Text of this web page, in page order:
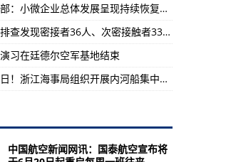
F-15Eagle战斗机是一款出色的飞机 即使在 F-22 Raptor
克罗地亚以12亿美元购买12架法国阵风战斗机
英国首个工业量子安全网络完成飞机部件远程生产测试
航空工业计算所：引领“航二代”们爱党爱国爱航空
中国航发推动成本工程向纵深突破
工业和信息化部：小微企业总体发展呈现持续恢复性增长
广州：天河共排查发现密接者36人、次密接触者333人，均按要求落实健康管理措施
习在廷德尔空军基地结束
安全生产月首日！浙江海事局组织开展内河船集中遣返行动
中国航空新闻网讯：国泰航空宣布将